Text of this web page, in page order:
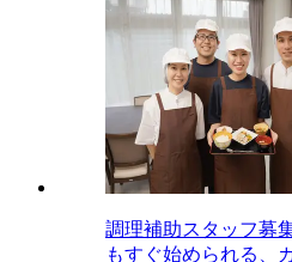
調理補助スタッフ募
もすぐ始められる、